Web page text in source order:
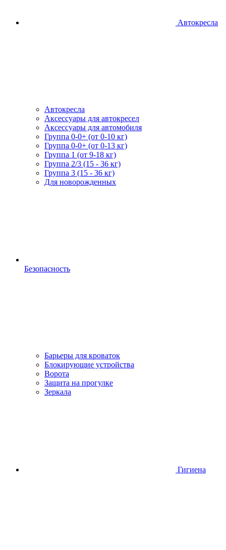
Автокресла
Автокресла
Аксессуары для автокресел
Аксессуары для автомобиля
Группа 0-0+ (от 0-10 кг)
Группа 0-0+ (от 0-13 кг)
Группа 1 (от 9-18 кг)
Группа 2/3 (15 - 36 кг)
Группа 3 (15 - 36 кг)
Для новорожденных
Безопасность
Барьеры для кроваток
Блокирующие устройства
Ворота
Защита на прогулке
Зеркала
Гигиена